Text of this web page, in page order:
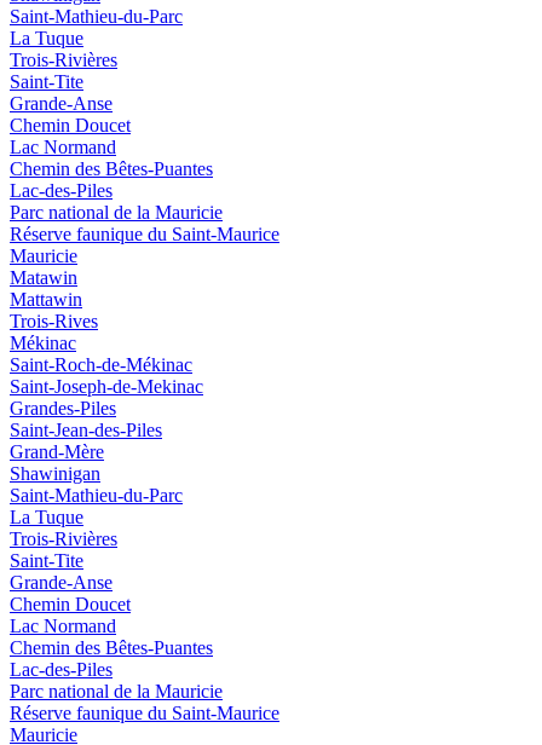
Saint-Mathieu-du-Parc
La Tuque
Trois-Rivières
Saint-Tite
Grande-Anse
Chemin Doucet
Lac Normand
Chemin des Bêtes-Puantes
Lac-des-Piles
Parc national de la Mauricie
Réserve faunique du Saint‑Maurice
Mauricie
Matawin
Mattawin
Trois-Rives
Mékinac
Saint-Roch-de-Mékinac
Saint-Joseph-de-Mekinac
Grandes-Piles
Saint-Jean-des-Piles
Grand-Mère
Shawinigan
Saint-Mathieu-du-Parc
La Tuque
Trois-Rivières
Saint-Tite
Grande-Anse
Chemin Doucet
Lac Normand
Chemin des Bêtes-Puantes
Lac-des-Piles
Parc national de la Mauricie
Réserve faunique du Saint‑Maurice
Mauricie